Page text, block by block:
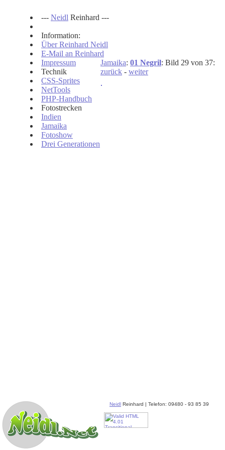
Neidl Reinhard | Telefon: 09480 - 93 85 39
--- Neidl Reinhard ---
Information:
Über Reinhard Neidl
E-Mail an Reinhard
Impressum
Technik
CSS-Sprites
NetTools
PHP-Handbuch
Fotostrecken
Indien
Jamaika
Fotoshow
Drei Generationen
Jamaika: 01 Negril: Bild 29 von 37:
zurück - weiter